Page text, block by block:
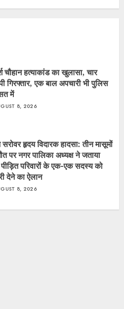
चौहान हत्याकांड का खुलासा, चार
गिरफ्तार, एक बाल अपचारी भी पुलिस
में
8, 2026
हृदय विदारक हादसा: तीन मासूमों
पर नगर पालिका अध्यक्ष ने जताया
परिवारों के एक-एक सदस्य को
देने का ऐलान
8, 2026